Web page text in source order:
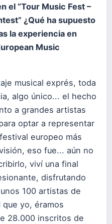
el “Tour Music Fest –
¿Qué ha supuesto
la experiencia en
Music
musical exprés, toda
algo único... el hecho
a grandes artistas
optar a representar
europeo más
eso fue... aún no
viví una final
disfrutando
100 artistas de
que yo, éramos
28.000 inscritos de